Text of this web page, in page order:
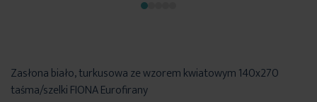
Zasłona biało, turkusowa ze wzorem kwiatowym 140x270
taśma/szelki FIONA Eurofirany